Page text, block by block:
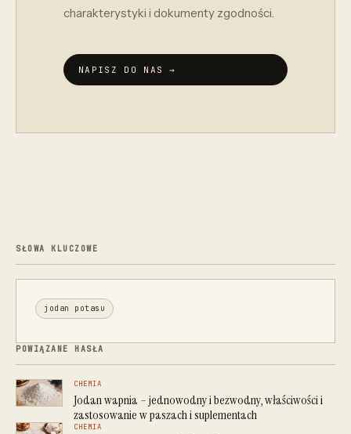
charakterystyki i dokumenty zgodności.
NAPISZ DO NAS →
SŁOWA KLUCZOWE
jodan potasu
POWIĄZANE HASŁA
CHEMIA
Jodan wapnia – jednowodny i bezwodny, właściwości i
zastosowanie w paszach i suplementach
CHEMIA